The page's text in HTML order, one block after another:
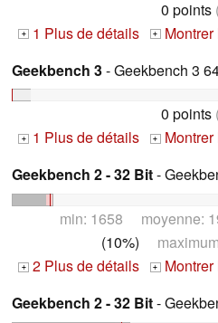
0 points
+ 1 Plus de détails + Montrer
Geekbench 3- Geekbench 3
0 points
+ 1 Plus de détails + Montrer
Geekbench 2 - 32 Bit-
min: 1658 moyenne:
(10%)
+ 2 Plus de détails + Montrer
Geekbench 2 - 32 Bit-